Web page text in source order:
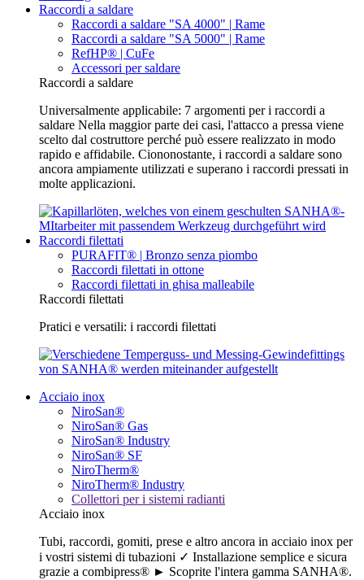
Raccordi a saldare
Raccordi a saldare "SA 4000" | Rame
Raccordi a saldare "SA 5000" | Rame
RefHP® | CuFe
Accessori per saldare
Raccordi a saldare
Universalmente applicabile: 7 argomenti per i raccordi a
saldare Nella maggior parte dei casi, l'attacco a pressa viene
scelto dal costruttore perché può essere realizzato in modo
rapido e affidabile. Ciononostante, i raccordi a saldare sono
ancora ampiamente utilizzati e superano i raccordi pressati in
molte applicazioni.
Raccordi filettati
PURAFIT® | Bronzo senza piombo
Raccordi filettati in ottone
Raccordi filettati in ghisa malleabile
Raccordi filettati
Pratici e versatili: i raccordi filettati
Acciaio inox
NiroSan®
NiroSan® Gas
NiroSan® Industry
NiroSan® SF
NiroTherm®
NiroTherm® Industry
Collettori per i sistemi radianti
Acciaio inox
Tubi, raccordi, gomiti, prese e altro ancora in acciaio inox per
i vostri sistemi di tubazioni ✓ Installazione semplice e sicura
grazie a combipress® ► Scoprite l'intera gamma SANHA®.